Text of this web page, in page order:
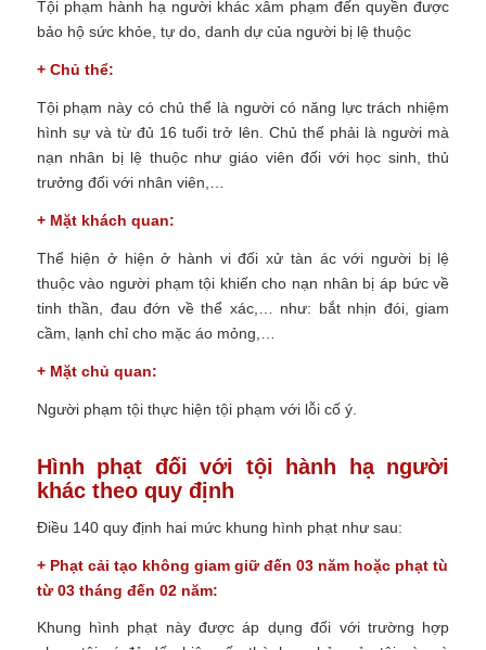
Tội phạm hành hạ người khác xâm phạm đến quyền được
bảo hộ sức khỏe, tự do, danh dự của người bị lệ thuộc
+ Chủ thể:
Tội phạm này có chủ thể là người có năng lực trách nhiệm
hình sự và từ đủ 16 tuổi trở lên. Chủ thể phải là người mà
nạn nhân bị lệ thuộc như giáo viên đối với học sinh, thủ
trưởng đối với nhân viên,…
+ Mặt khách quan:
Thể hiện ở hiện ở hành vi đối xử tàn ác với người bị lệ
thuộc vào người phạm tội khiến cho nạn nhân bị áp bức về
tinh thần, đau đớn về thể xác,… như: bắt nhịn đói, giam
cầm, lạnh chỉ cho mặc áo mỏng,…
+ Mặt chủ quan:
Người phạm tội thực hiện tội phạm với lỗi cố ý.
Hình phạt đối với tội hành hạ người
khác theo quy định
Điều 140 quy định hai mức khung hình phạt như sau:
+ Phạt cải tạo không giam giữ đến 03 năm hoặc phạt tù
từ 03 tháng đến 02 năm:
Khung hình phạt này được áp dụng đối với trường hợp